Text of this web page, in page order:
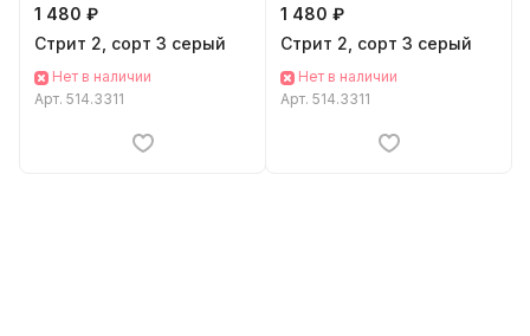
1 480 ₽
Стрит 2, сорт 3 серый
Нет в наличии
Арт. 514.3311
1 480 ₽
Стрит 2, сорт 3 серый
Нет в наличии
Арт. 514.3311